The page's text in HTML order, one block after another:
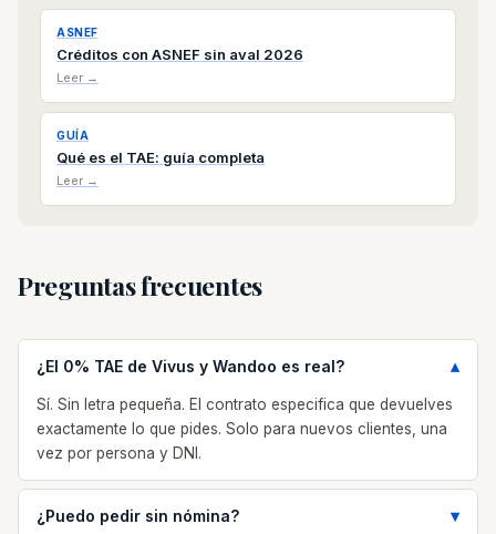
ASNEF
Créditos con ASNEF sin aval 2026
Leer →
GUÍA
Qué es el TAE: guía completa
Leer →
Preguntas frecuentes
¿El 0% TAE de Vivus y Wandoo es real?
Sí. Sin letra pequeña. El contrato especifica que devuelves
exactamente lo que pides. Solo para nuevos clientes, una
vez por persona y DNI.
¿Puedo pedir sin nómina?